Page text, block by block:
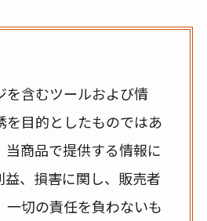
を含むツールおよび情
を目的としたものではあ
当商品で提供する情報に
益、損害に関し、販売者
一切の責任を負わないも